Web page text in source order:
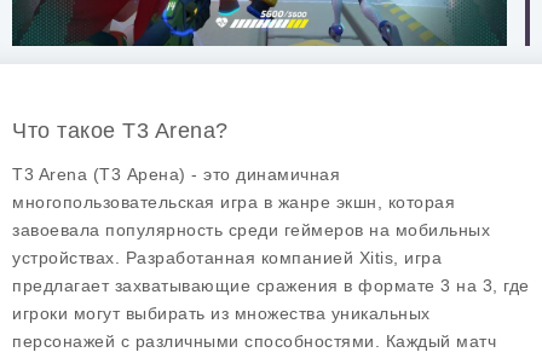
Что такое T3 Arena?
T3 Arena (Т3 Арена) - это динамичная
многопользовательская игра в жанре экшн , которая
завоевала популярность среди геймеров на мобильных
устройствах. Разработанная компанией Xitis, игра
предлагает захватывающие сражения в формате 3 на 3, где
игроки могут выбирать из множества уникальных
персонажей с различными способностями. Каждый матч